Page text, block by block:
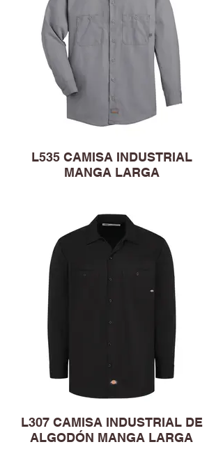
L535 CAMISA INDUSTRIAL
MANGA LARGA
L307 CAMISA INDUSTRIAL DE
ALGODÓN MANGA LARGA